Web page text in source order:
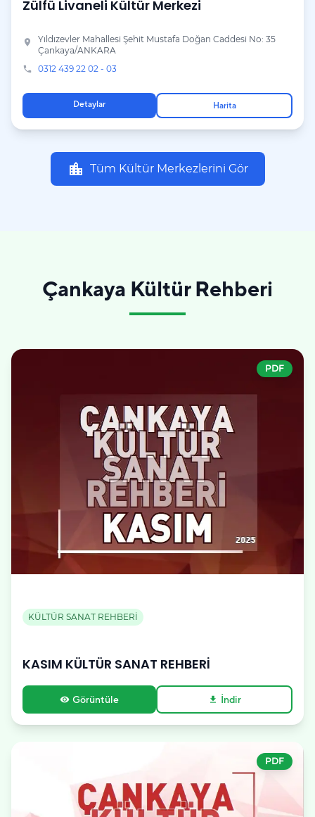
Zülfü Livaneli Kültür Merkezi
place
Yıldızevler Mahallesi Şehit Mustafa Doğan Caddesi No: 35
Çankaya/ANKARA
phone 0312 439 22 02 - 03
Detaylar Harita
location_city Tüm Kültür Merkezlerini Gör
Çankaya Kültür Rehberi
PDF
KÜLTÜR SANAT REHBERİ
KASIM KÜLTÜR SANAT REHBERİ
visibility Görüntüle download İndir
PDF